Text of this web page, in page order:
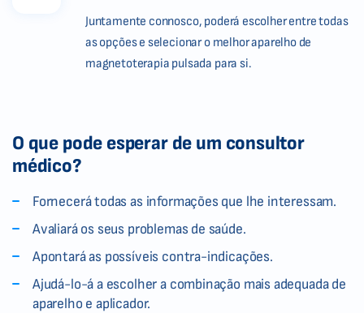
Juntamente connosco, poderá escolher entre todas
as opções e selecionar o melhor aparelho de
magnetoterapia pulsada para si.
O que pode esperar de um consultor
médico?
Fornecerá todas as informações que lhe interessam.
Avaliará os seus problemas de saúde.
Apontará as possíveis contra-indicações.
Ajudá-lo-á a escolher a combinação mais adequada de
aparelho e aplicador.